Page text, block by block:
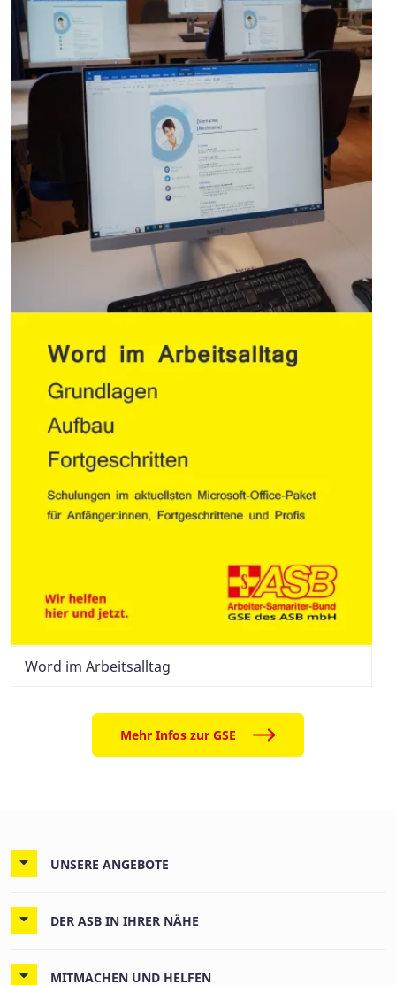
Word im Arbeitsalltag
Mehr Infos zur GSE
UNSERE ANGEBOTE
DER ASB IN IHRER NÄHE
MITMACHEN UND HELFEN